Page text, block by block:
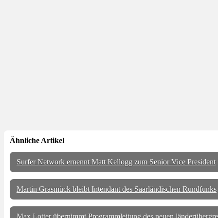
Ähnliche Artikel
Surfer Network ernennt Matt Kellogg zum Senior Vice President
Martin Grasmück bleibt Intendant des Saarländischen Rundfunks